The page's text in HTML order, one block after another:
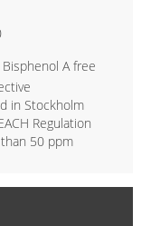
Bisphenol A free
in Stockholm
Regulation
50 ppm